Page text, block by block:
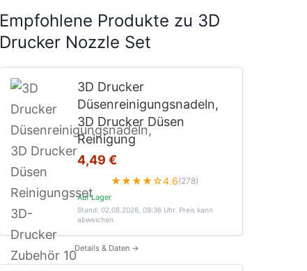
Empfohlene Produkte zu 3D
Drucker Nozzle Set
3D Drucker
Düsenreinigungsnadeln,
3D Drucker Düsen
Reinigung
4,49 €
★★★★☆4.6(278)
Auf Lager
Stand: 02.08.2026, 09:36 Uhr. Preis kann
abweichen.
Details & Daten →